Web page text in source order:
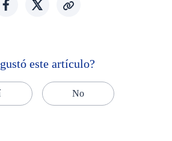
este artículo?
No